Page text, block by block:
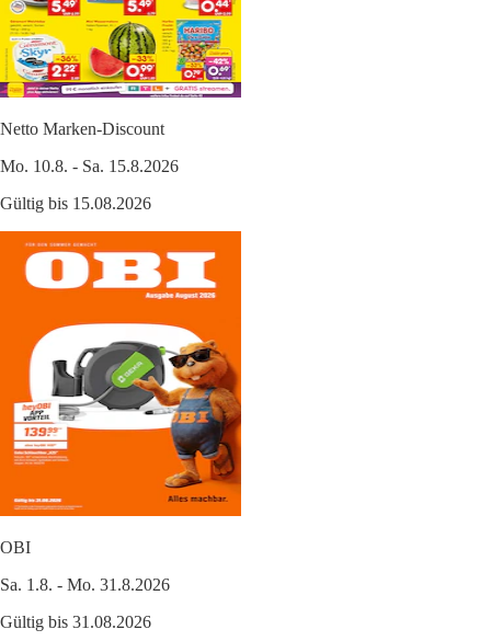
Netto Marken-Discount
Mo. 10.8. - Sa. 15.8.2026
Gültig bis 15.08.2026
OBI
Sa. 1.8. - Mo. 31.8.2026
Gültig bis 31.08.2026